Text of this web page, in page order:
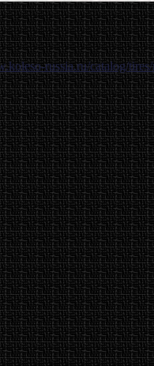
russia.ru/catalog/